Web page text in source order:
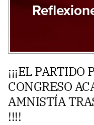
¡¡¡EL
CONGRESO
AMNISTÍA
!!!!